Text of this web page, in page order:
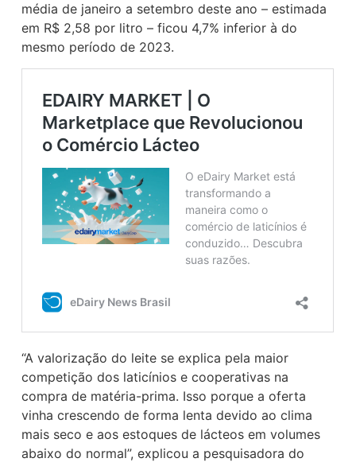
média de janeiro a setembro deste ano – estimada
em R$ 2,58 por litro – ficou 4,7% inferior à do
mesmo período de 2023.
“A valorização do leite se explica pela maior
competição dos laticínios e cooperativas na
compra de matéria-prima. Isso porque a oferta
vinha crescendo de forma lenta devido ao clima
mais seco e aos estoques de lácteos em volumes
abaixo do normal”, explicou a pesquisadora do